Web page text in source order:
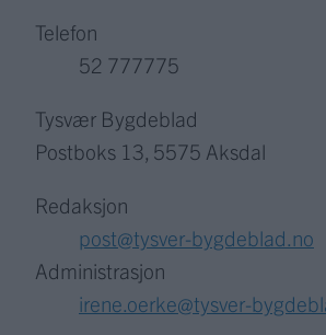
Telefon
52 777775
Tysvær Bygdeblad
Postboks 13, 5575 Aksdal
Redaksjon
post@tysver-bygdeblad.no
Administrasjon
irene.oerke@tysver-